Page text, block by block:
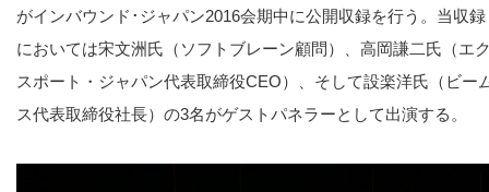
がインバウンド･ジャパン2016会期中に公開収録を行う。当収録
においては宋文洲氏（ソフトブレーン顧問）、高岡謙二氏（エ
スポート・ジャパン代表取締役CEO）、そして設楽洋氏（ビー
ス代表取締役社長）の3名がゲストパネラーとして出演する。